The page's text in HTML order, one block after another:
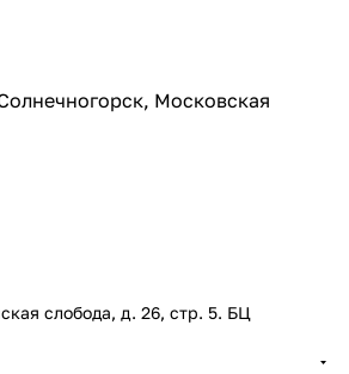
Московская
слобода, д. 26, стр. 5. БЦ